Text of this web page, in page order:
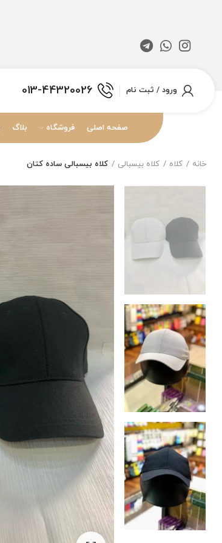
ورود / ثبت نام 013-44320026
صفحه اصلی فروشگاه بلاگ
خانه کلاه کلاه بیسبالی کلاه بیسبالی ساده کتان